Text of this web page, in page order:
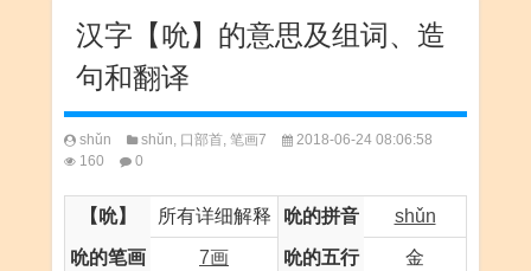
汉字【吮】的意思及组词、造
句和翻译
shǔn shǔn, 口部首, 笔画7
2018-06-24 08:06:58
160
0
【吮】 所有详细解释 吮的拼音 shǔn
吮的笔画 7画 吮的五行 金